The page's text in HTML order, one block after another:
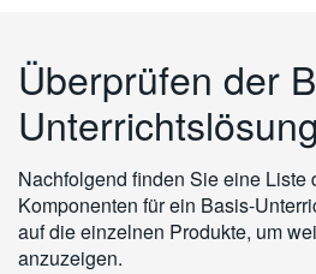
Überprüfen der
Unterrichtslösung
Nachfolgend finden Sie eine Liste
Komponenten für ein Basis-
auf die einzelnen Produkte, um
anzuzeigen.